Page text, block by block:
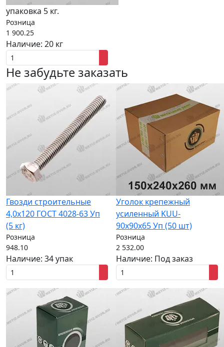
упаковка 5 кг.
Розница
1 900.25
Наличие: 20 кг
Не забудьте заказать
Гвозди строительные
4,0x120 ГОСТ 4028-63 Уп
(5 кг)
Розница
948.10
Наличие: 34 упак
Уголок крепежный
усиленный KUU-
90х90х65 Уп (50 шт)
Розница
2 532.00
Наличие: Под заказ